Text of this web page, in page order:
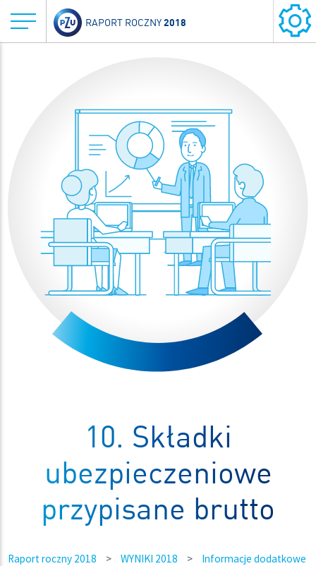
RAPORT ROCZNY2018
10. Składki
ubezpieczeniowe
przypisane brutto
Raport roczny 2018 > WYNIKI 2018 >
Informacje dodatkowe